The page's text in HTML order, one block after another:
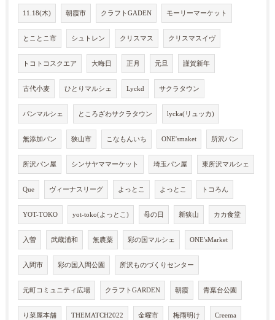
11.18(木) 朝霞市 クラフトGADEN モーリーマーケット
とことこ市 シュトレン クリスマス クリスマスイヴ
トコトコスクエア 大晦日 正月 元旦 謹賀新年
古代小麦 ひとりマルシェ Lyckd サクラタウン
パンマルシェ ところざわサクラタウン lycka(リュッカ)
無添加パン 狭山市 こなもんいち ONE'smaket 所沢パン
所沢パン屋 シンサヤママーケット 埼玉パン屋 東所沢マルシェ
Que ヴィーナスリーグ よっとこ よっとこ トコろん
YOT-TOKO yot-toko(よっとこ) 母の日 新狭山 カカ食堂
入曽 武蔵浦和 無農薬 彩の国マルシェ ONE'sMarket
入間市 彩の国入間公園 所沢ものづくりセンター
元町コミュニティ広場 クラフトGARDEN 朝霞 青葉台公園
り菜屋本舗 THEMATCH2022 金曜市 梅雨明け Creema